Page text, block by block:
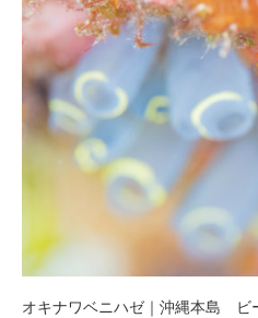
オキナワベニハゼ｜沖縄本島 ビ